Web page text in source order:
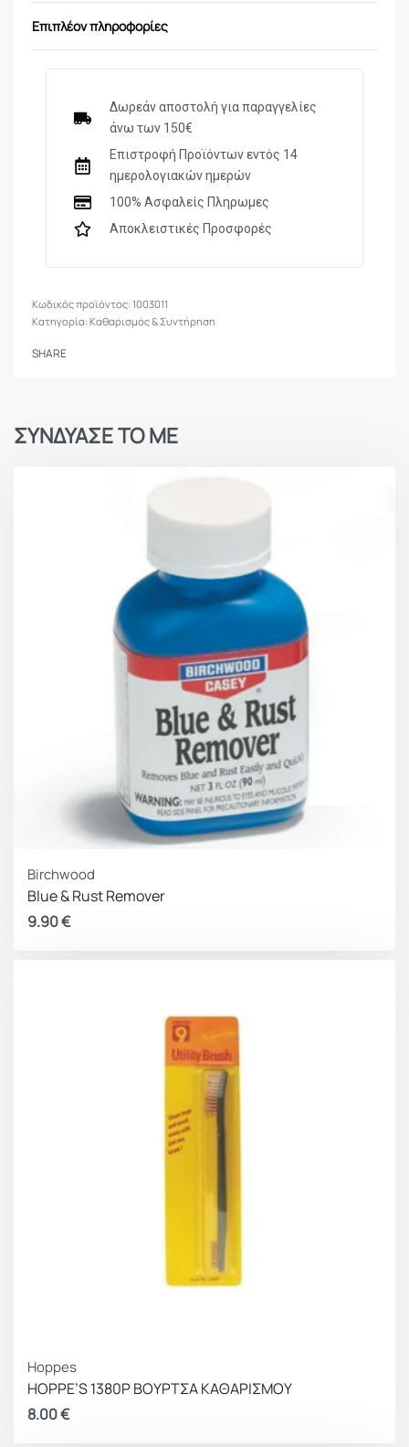
Επιπλέον πληροφορίες
Δωρεάν αποστολή για παραγγελίες
άνω των 150€
Επιστροφή Προϊόντων εντός 14
ημερολογιακών ημερών
100% Ασφαλείς Πληρωμες
Αποκλειστικές Προσφορές
1003011
Κατηγορία:Καθαρισμός & Συντήρηση
SHARE
ΣΥΝΔΥΑΣΕ ΤΟ ΜΕ
Birchwood
Blue & Rust Remover
9.90€
Hoppes
HOPPE’S 1380P ΒΟΥΡΤΣΑ ΚΑΘΑΡΙΣΜΟΥ
8.00€